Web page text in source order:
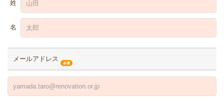
姓
名
メールアドレス